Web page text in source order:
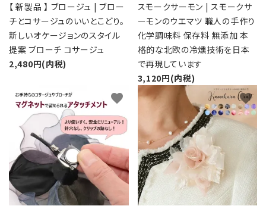
【 新製品 】 ブロージュ | ブロー
チとコサージュのいいとこどり。
新しいオケージョンのスタイル
提案 ブローチ コサージュ
2,480円(内税)
スモークサーモン | スモークサ
ーモンのウエマツ 職人の手作り
化学調味料 保存料 無添加 本
格的な北欧の冷燻技術を日本
で再現しています
3,120円(内税)
favorite favorite